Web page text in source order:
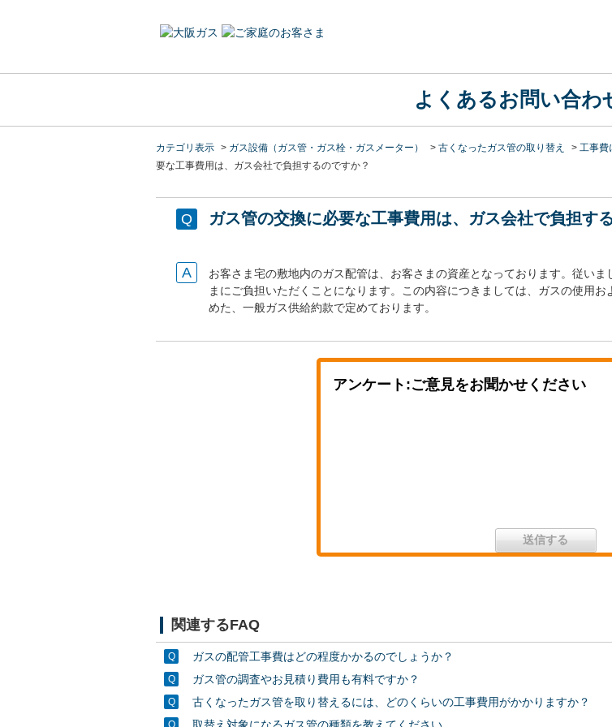
よくあるお問い合わ
カテゴリ表示 > ガス設備（ガス管・ガス栓・ガスメーター） > 古くなったガス管の取り替え > 工事費
要な工事費用は、ガス会社で負担するのですか？
ガス管の交換に必要な工事費用は、ガス会社で負担す
お客さま宅の敷地内のガス配管は、お客さまの資産となっております。従い
まにご負担いただくことになります。この内容につきましては、ガスの使用
めた、一般ガス供給約款で定めております。
アンケート:ご意見をお聞かせください
関連するFAQ
ガスの配管工事費はどの程度かかるのでしょうか？
ガス管の調査やお見積り費用も有料ですか？
古くなったガス管を取り替えるには、どのくらいの工事費用がかかりますか？